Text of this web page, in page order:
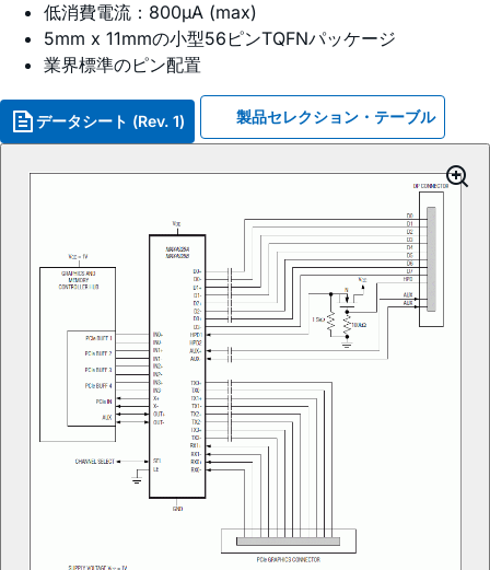
低消費電流：800µA (max)
5mm x 11mmの小型56ピンTQFNパッケージ
業界標準のピン配置
データシート (Rev. 1) 製品セレクション・テーブル